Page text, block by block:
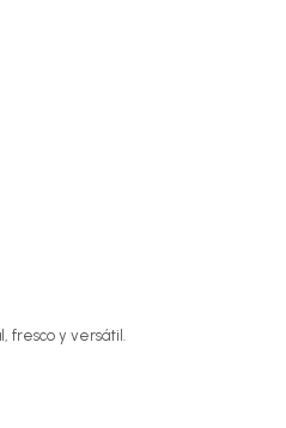
fresco y versátil.